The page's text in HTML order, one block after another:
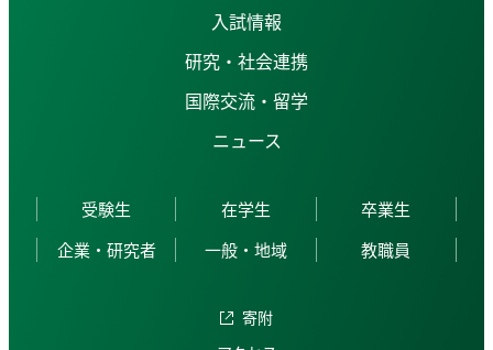
入試情報
研究・社会連携
国際交流・留学
ニュース
受験生 在学生
卒業生
企業・研究者
一般・地域 教職員
寄附